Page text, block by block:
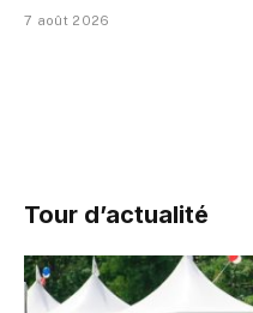
7 août 2026
Tour d’actualité